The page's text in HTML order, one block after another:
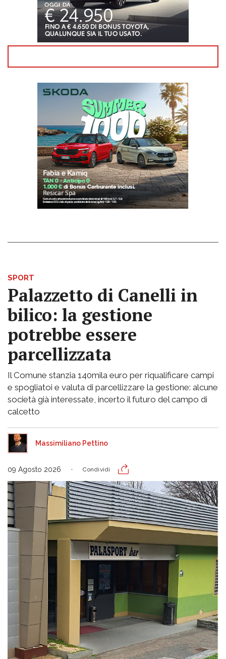
SPORT
Palazzetto di Canelli in
bilico: la gestione
potrebbe essere
parcellizzata
Il Comune stanzia 140mila euro per riqualificare campi
e spogliatoi e valuta di parcellizzare la gestione: alcune
società già interessate, incerto il futuro del campo di
calcetto
Massimiliano Pettino
09 Agosto 2026 Condividi